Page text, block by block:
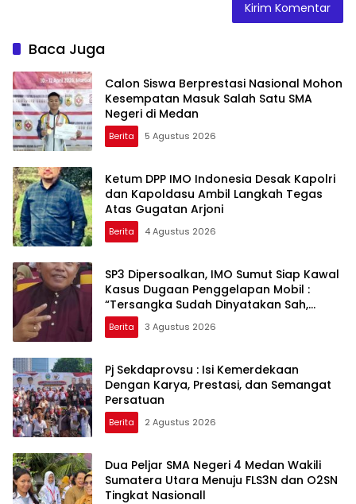
Baca Juga
Calon Siswa Berprestasi Nasional Mohon
Kesempatan Masuk Salah Satu SMA
Negeri di Medan
Berita 5 Agustus 2026
Ketum DPP IMO Indonesia Desak Kapolri
dan Kapoldasu Ambil Langkah Tegas
Atas Gugatan Arjoni
Berita 4 Agustus 2026
SP3 Dipersoalkan, IMO Sumut Siap Kawal
Kasus Dugaan Penggelapan Mobil :
“Tersangka Sudah Dinyatakan Sah,
Mengapa Perkara Dihentikan?”
Berita 3 Agustus 2026
Pj Sekdaprovsu : Isi Kemerdekaan
Dengan Karya, Prestasi, dan Semangat
Persatuan
Berita 2 Agustus 2026
Dua Peljar SMA Negeri 4 Medan Wakili
Sumatera Utara Menuju FLS3N dan O2SN
Tingkat Nasionall